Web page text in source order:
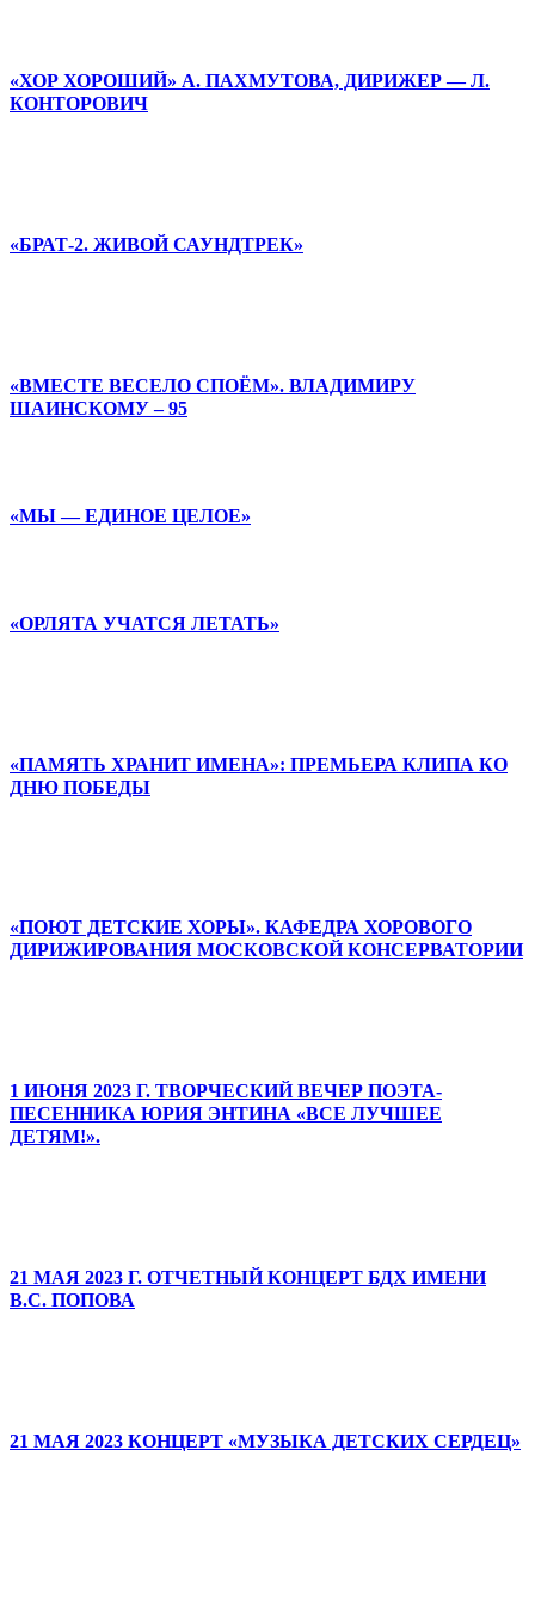
«ХОР ХОРОШИЙ» А. ПАХМУТОВА, ДИРИЖЕР — Л.
КОНТОРОВИЧ
«БРАТ-2. ЖИВОЙ САУНДТРЕК»
«ВМЕСТЕ ВЕСЕЛО СПОЁМ». ВЛАДИМИРУ
ШАИНСКОМУ – 95
«МЫ — ЕДИНОЕ ЦЕЛОЕ»
«ОРЛЯТА УЧАТСЯ ЛЕТАТЬ»
«ПАМЯТЬ ХРАНИТ ИМЕНА»: ПРЕМЬЕРА КЛИПА КО
ДНЮ ПОБЕДЫ
«ПОЮТ ДЕТСКИЕ ХОРЫ». КАФЕДРА ХОРОВОГО
ДИРИЖИРОВАНИЯ МОСКОВСКОЙ КОНСЕРВАТОРИИ
1 ИЮНЯ 2023 Г. ТВОРЧЕСКИЙ ВЕЧЕР ПОЭТА-
ПЕСЕННИКА ЮРИЯ ЭНТИНА «ВСЕ ЛУЧШЕЕ
ДЕТЯМ!».
21 МАЯ 2023 Г. ОТЧЕТНЫЙ КОНЦЕРТ БДХ ИМЕНИ
В.С. ПОПОВА
21 МАЯ 2023 КОНЦЕРТ «МУЗЫКА ДЕТСКИХ СЕРДЕЦ»